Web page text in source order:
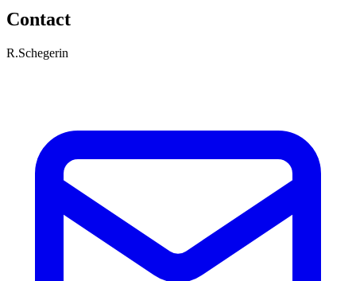
Contact
R.Schegerin